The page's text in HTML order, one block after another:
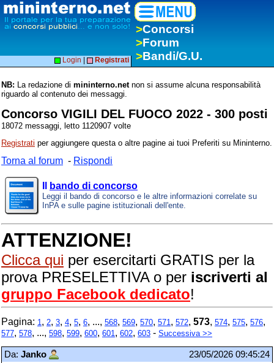
>Concorsi
>Forum
>Bandi/G.U.
Login Registrati
NB: La redazione di mininterno.netnon si assume alcuna responsabilità
riguardo al contenuto dei messaggi.
Concorso VIGILI DEL FUOCO 2022 - 300 posti
18072 messaggi, letto 1120907 volte
Registrati per aggiungere questa o altre pagine ai tuoi Preferiti su Mininterno.
Torna al forum - Rispondi
bando di concorso
Leggi il bando di concorso e le altre informazioni correlate su
InPA e sulle pagine istituzionali dell'ente.
ATTENZIONE!
Clicca qui per esercitarti GRATIS per la
prova PRESELETTIVA o per iscriverti al
gruppo Facebook dedicato!
Pagina: 1 , 2, 3, 4, 5, 6, ..., 568, 569, 570, 571 , 572, 573, 574, 575, 576,
577, 578, ..., 598, 599, 600, 601 , 602, 603 - Successiva >>
Da: Janko
23/05/2026 09:45:24